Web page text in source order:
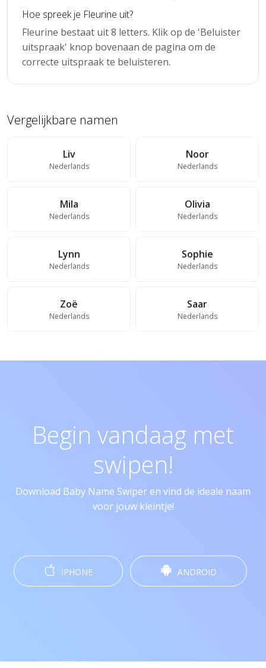
Hoe spreek je Fleurine uit?
Fleurine bestaat uit 8 letters. Klik op de 'Beluister
uitspraak' knop bovenaan de pagina om de
correcte uitspraak te beluisteren.
Vergelijkbare namen
Liv
Nederlands
Noor
Nederlands
Mila
Nederlands
Olivia
Nederlands
Lynn
Nederlands
Sophie
Nederlands
Zoë
Nederlands
Saar
Nederlands
Begin vandaag met
swipen!
Download Baby Name Swiper en vind de ideale naam
voor jouw kleintje!
IPHONE ANDROID